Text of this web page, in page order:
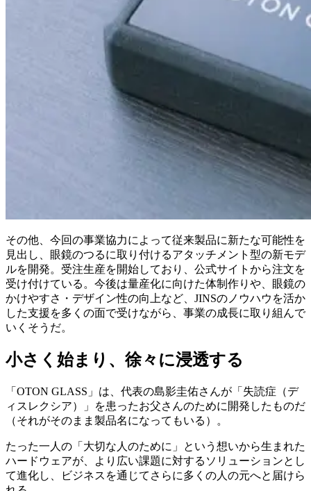
その他、今回の事業協力によって従来製品に新たな可能性を
見出し、眼鏡のつるに取り付けるアタッチメント型の新モデ
ルを開発。受注生産を開始しており、公式サイトから注文を
受け付けている。今後は量産化に向けた体制作りや、眼鏡の
かけやすさ・デザイン性の向上など、JINSのノウハウを活か
した支援を多くの面で受けながら、事業の成長に取り組んで
いくそうだ。
小さく始まり、徐々に浸透する
「OTON GLASS」は、代表の島影圭佑さんが「失読症（デ
ィスレクシア）」を患ったお父さんのために開発したものだ
（それがそのまま製品名になってもいる）。
たった一人の「大切な人のために」という想いから生まれた
ハードウェアが、より広い課題に対するソリューションとし
て進化し、ビジネスを通じてさらに多くの人の元へと届けら